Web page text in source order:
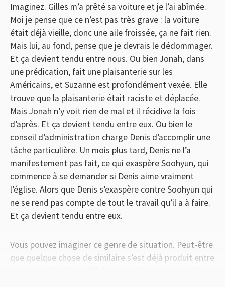
Imaginez. Gilles m’a prêté sa voiture et je l’ai abîmée.
Moi je pense que ce n’est pas très grave : la voiture
était déjà vieille, donc une aile froissée, ça ne fait rien.
Mais lui, au fond, pense que je devrais le dédommager.
Et ça devient tendu entre nous. Ou bien Jonah, dans
une prédication, fait une plaisanterie sur les
Américains, et Suzanne est profondément vexée. Elle
trouve que la plaisanterie était raciste et déplacée.
Mais Jonah n’y voit rien de mal et il récidive la fois
d’après. Et ça devient tendu entre eux. Ou bien le
conseil d’administration charge Denis d’accomplir une
tâche particulière. Un mois plus tard, Denis ne l’a
manifestement pas fait, ce qui exaspère Soohyun, qui
commence à se demander si Denis aime vraiment
l’église. Alors que Denis s’exaspère contre Soohyun qui
ne se rend pas compte de tout le travail qu’il a à faire.
Et ça devient tendu entre eux.
Vous pouvez imaginer ce genre de situation. Peut-être
que quelque chose de similaire s’est déjà produit entre